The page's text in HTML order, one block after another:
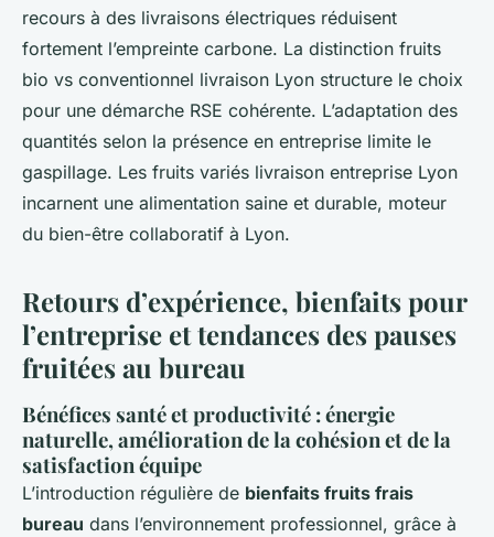
recours à des livraisons électriques réduisent
fortement l’empreinte carbone. La distinction fruits
bio vs conventionnel livraison Lyon structure le choix
pour une démarche RSE cohérente. L’adaptation des
quantités selon la présence en entreprise limite le
gaspillage. Les fruits variés livraison entreprise Lyon
incarnent une alimentation saine et durable, moteur
du bien-être collaboratif à Lyon.
Retours d’expérience, bienfaits pour
l’entreprise et tendances des pauses
fruitées au bureau
Bénéfices santé et productivité : énergie
naturelle, amélioration de la cohésion et de la
satisfaction équipe
L’introduction régulière de bienfaits fruits frais
bureau dans l’environnement professionnel, grâce à